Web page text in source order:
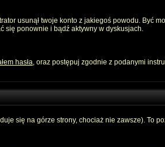
usunął twoje konto z jakiegoś powodu. Być
się ponownie i bądź aktywny w dyskusjach.
hasła, oraz postępuj zgodnie z podanymi
się na górze strony, chociaż nie zawsze). To